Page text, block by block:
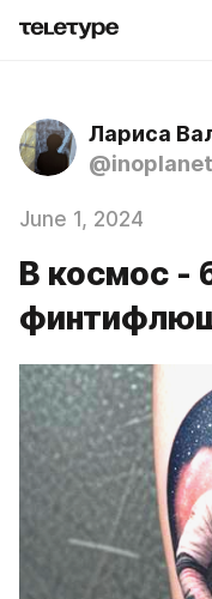
Лариса
June 1, 2024
В космос -